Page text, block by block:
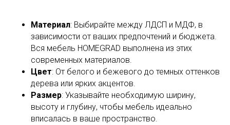
Материал: Выбирайте между ЛДСП и МДФ, в
зависимости от ваших предпочтений и бюджета.
Вся мебель HOMEGRAD выполнена из этих
современных материалов.
Цвет: От белого и бежевого до темных оттенков
дерева или ярких акцентов.
Размер: Указывайте необходимую ширину,
высоту и глубину, чтобы мебель идеально
вписалась в ваше пространство.